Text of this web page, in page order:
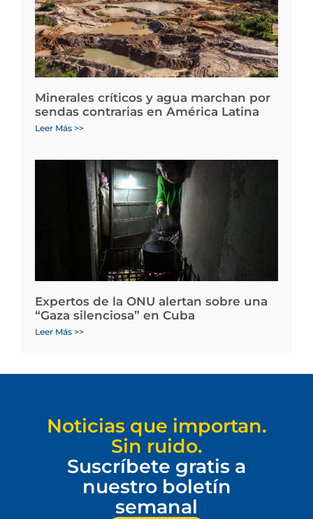
Minerales críticos y agua marchan por
sendas contrarias en América Latina
Leer Más >>
Expertos de la ONU alertan sobre una
“Gaza silenciosa” en Cuba
Leer Más >>
Noticias que importan.
Sin ruido.
Suscríbete gratis a
nuestro boletín
semanal